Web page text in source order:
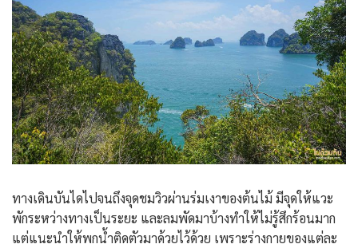
ทางเดินบันไดไปจนถึงจุดชมวิวผ่านร่มเงาของต้นไม้ มีจุดให้แวะ
พักระหว่างทางเป็นระยะ และลมพัดมาบ้างทำให้ไม่รู้สึกร้อนมาก
แต่แนะนำให้พกน้ำติดตัวมาด้วยไว้ด้วย เพราะร่างกายของแต่ละ